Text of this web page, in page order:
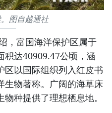
图自越通社
，富国海洋保护区属于
积达40909.47公顷，涵
区以国际组织列入红皮书
生物著称。广阔的海草床
种提供了理想栖息地。